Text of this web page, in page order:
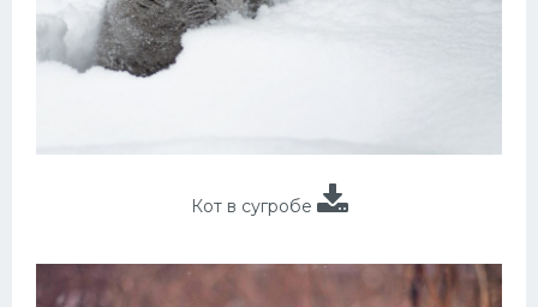
Кот в сугробе